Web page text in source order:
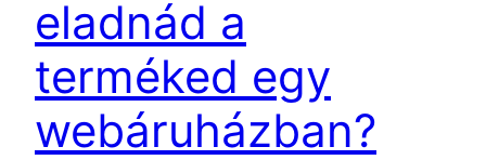
eladnád a
terméked egy
webáruházban?